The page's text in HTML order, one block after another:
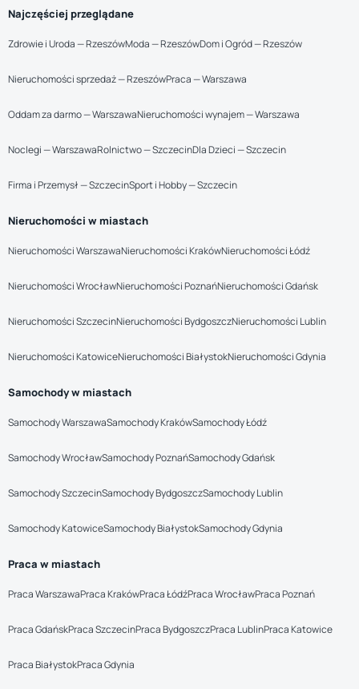
Najczęściej przeglądane
Zdrowie i Uroda — RzeszówModa — RzeszówDom i Ogród — Rzeszów
Nieruchomości sprzedaż — RzeszówPraca — Warszawa
Oddam za darmo — WarszawaNieruchomości wynajem — Warszawa
Noclegi — WarszawaRolnictwo — SzczecinDla Dzieci — Szczecin
Firma i Przemysł — SzczecinSport i Hobby — Szczecin
Nieruchomości w miastach
Nieruchomości WarszawaNieruchomości KrakówNieruchomości Łódź
Nieruchomości WrocławNieruchomości PoznańNieruchomości Gdańsk
Nieruchomości SzczecinNieruchomości BydgoszczNieruchomości Lublin
Nieruchomości KatowiceNieruchomości BiałystokNieruchomości Gdynia
Samochody w miastach
Samochody WarszawaSamochody KrakówSamochody Łódź
Samochody WrocławSamochody PoznańSamochody Gdańsk
Samochody SzczecinSamochody BydgoszczSamochody Lublin
Samochody KatowiceSamochody BiałystokSamochody Gdynia
Praca w miastach
Praca WarszawaPraca KrakówPraca ŁódźPraca WrocławPraca Poznań
Praca GdańskPraca SzczecinPraca BydgoszczPraca LublinPraca Katowice
Praca BiałystokPraca Gdynia